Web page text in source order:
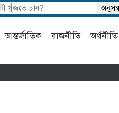
আন্তর্জাতিক রাজনীতি অর্থনীতি